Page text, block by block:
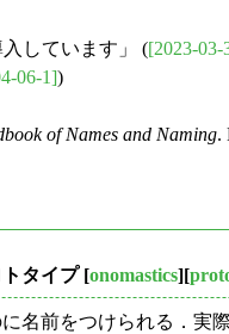
しています」 ([2023-03-
06-1])
of Names and Naming.
タイプ[onomastics][
前をつけられる．実